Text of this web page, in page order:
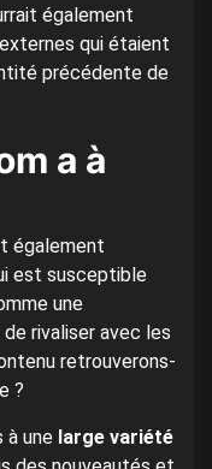
également
qui étaient
précédente de
a à
également
est susceptible
une
rivaliser avec les
retrouverons-
?
à une large variété